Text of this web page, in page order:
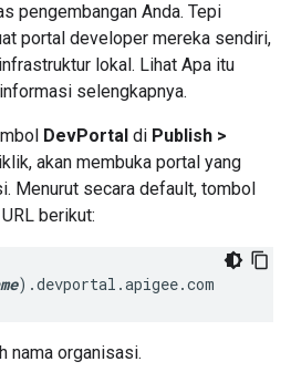
pengembangan Anda. Tepi
portal developer mereka sendiri,
lokal. Lihat Apa itu
selengkapnya.
DevPortal di Publish >
akan membuka portal yang
Menurut secara default, tombol
berikut:
).devportal.apigee.com
nama organisasi.